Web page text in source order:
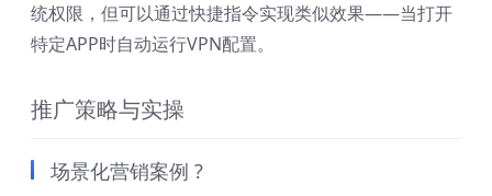
统权限，但可以通过快捷指令实现类似效果——当打开
特定APP时自动运行VPN配置。
推广策略与实操
场景化营销案例 ?